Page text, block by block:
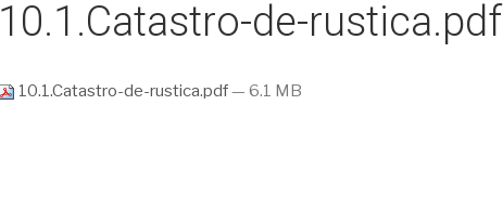
10.1.Catastro-de-rustica.pdf
10.1.Catastro-de-rustica.pdf— 6.1 MB